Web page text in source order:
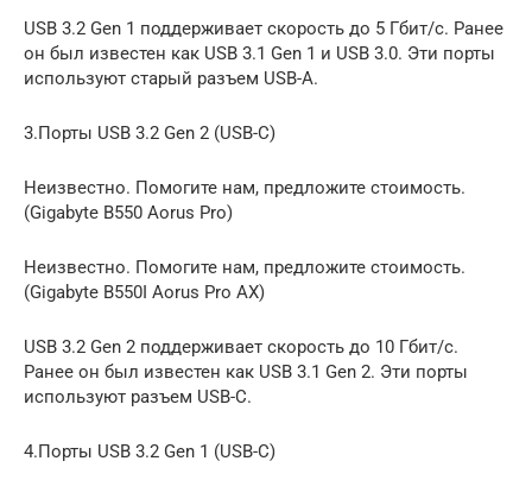
USB 3.2 Gen 1 поддерживает скорость до 5 Гбит/с. Ранее
он был известен как USB 3.1 Gen 1 и USB 3.0. Эти порты
используют старый разъем USB-A.
3.Порты USB 3.2 Gen 2 (USB-C)
Неизвестно. Помогите нам, предложите стоимость.
(Gigabyte B550 Aorus Pro)
Неизвестно. Помогите нам, предложите стоимость.
(Gigabyte B550I Aorus Pro AX)
USB 3.2 Gen 2 поддерживает скорость до 10 Гбит/с.
Ранее он был известен как USB 3.1 Gen 2. Эти порты
используют разъем USB-C.
4.Порты USB 3.2 Gen 1 (USB-C)